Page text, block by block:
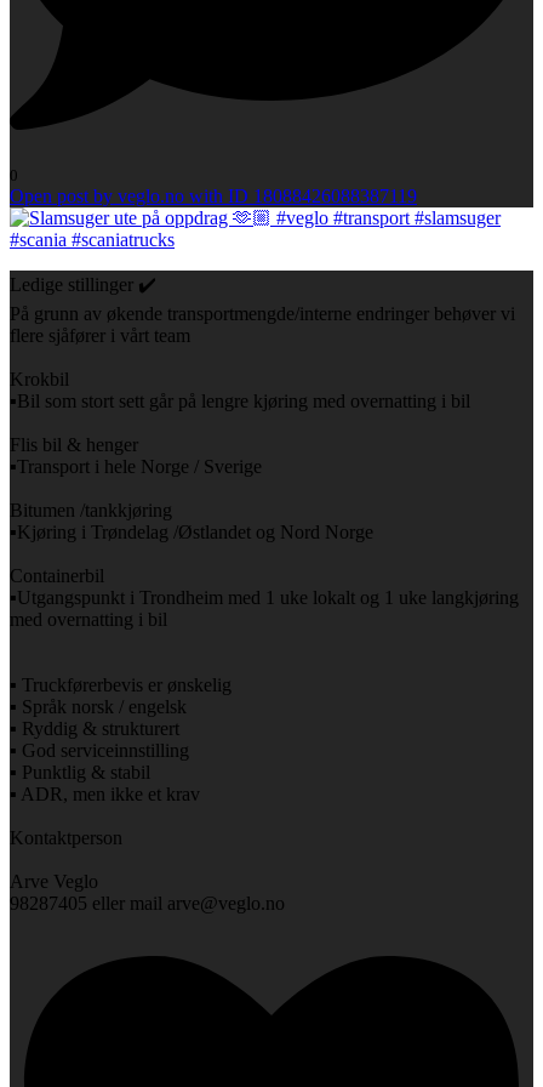
0
Open post by veglo.no with ID 18088426088387119
Ledige stillinger ✔️
På grunn av økende transportmengde/interne endringer behøver vi
flere sjåfører i vårt team
Krokbil
▪️Bil som stort sett går på lengre kjøring med overnatting i bil
Flis bil & henger
▪️Transport i hele Norge / Sverige
Bitumen /tankkjøring
▪️Kjøring i Trøndelag /Østlandet og Nord Norge
Containerbil
▪️Utgangspunkt i Trondheim med 1 uke lokalt og 1 uke langkjøring
med overnatting i bil
▪️ Truckførerbevis er ønskelig
▪️ Språk norsk / engelsk
▪️ Ryddig & strukturert
▪️ God serviceinnstilling
▪️ Punktlig & stabil
▪️ ADR, men ikke et krav
Kontaktperson
Arve Veglo
98287405 eller mail arve@veglo.no